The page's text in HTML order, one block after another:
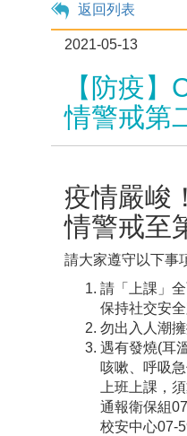
返回列表
2021-05-13
【防疫
情警戒第
疫情嚴峻
情警戒至
請大家遵守以下事
請「上課」
保持社交安全
勿出入人潮擁
遇有發燒(耳
咳嗽、呼吸
上班上課，
通報衛保組
校安中心07-